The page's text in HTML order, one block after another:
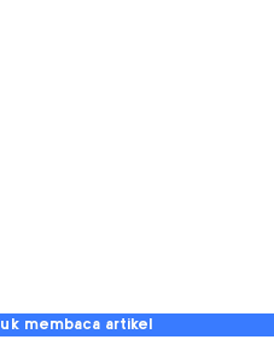
membaca artikel